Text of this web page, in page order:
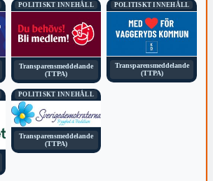
POLITISKT INNEHÅLL
Transparensmeddelande
(TTPA)
POLITISKT INNEHÅLL
Transparensmeddelande
(TTPA)
POLITISKT INNEHÅLL
Transparensmeddelande
(TTPA)